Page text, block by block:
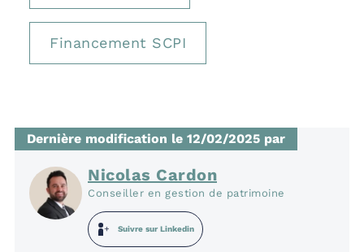
Financement SCPI
Dernière modification le 12/02/2025 par
Nicolas Cardon
Conseiller en gestion de patrimoine
Suivre sur Linkedin